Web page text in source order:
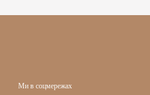
Ми в соцмережах